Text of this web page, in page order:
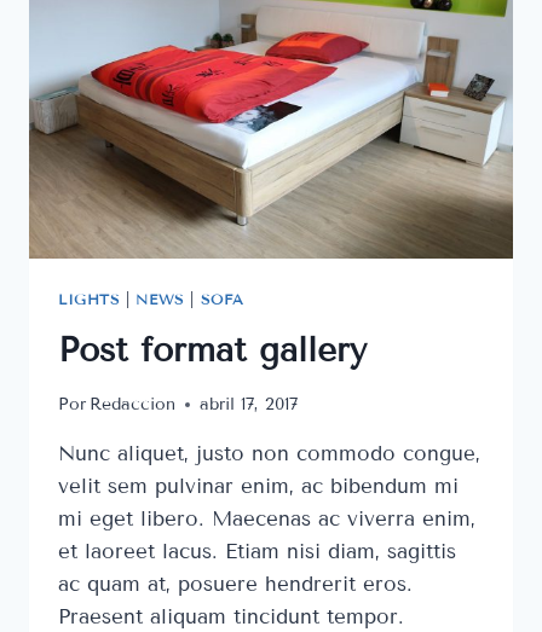
LIGHTS NEWS SOFA
Post format gallery
Por Redaccion abril 17, 2017
Nunc aliquet, justo non commodo congue,
velit sem pulvinar enim, ac bibendum mi
mi eget libero. Maecenas ac viverra enim,
et laoreet lacus. Etiam nisi diam, sagittis
ac quam at, posuere hendrerit eros.
Praesent aliquam tincidunt tempor.